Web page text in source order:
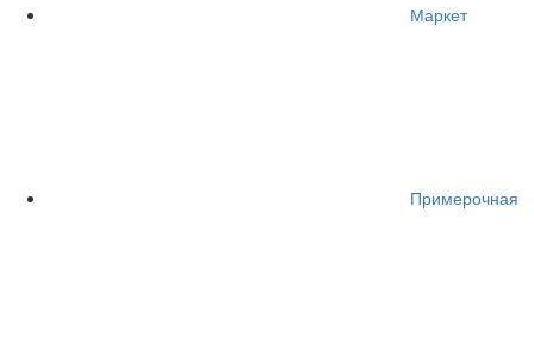
Маркет
Примерочная